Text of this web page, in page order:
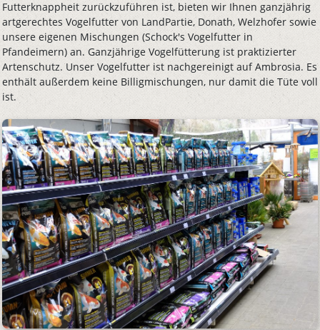
Futterknappheit zurückzuführen ist, bieten wir Ihnen ganzjährig
artgerechtes Vogelfutter von LandPartie, Donath, Welzhofer sowie
unsere eigenen Mischungen (Schock's Vogelfutter in
Pfandeimern) an. Ganzjährige Vogelfütterung ist praktizierter
Artenschutz. Unser Vogelfutter ist nachgereinigt auf Ambrosia. Es
enthält außerdem keine Billigmischungen, nur damit die Tüte voll
ist.